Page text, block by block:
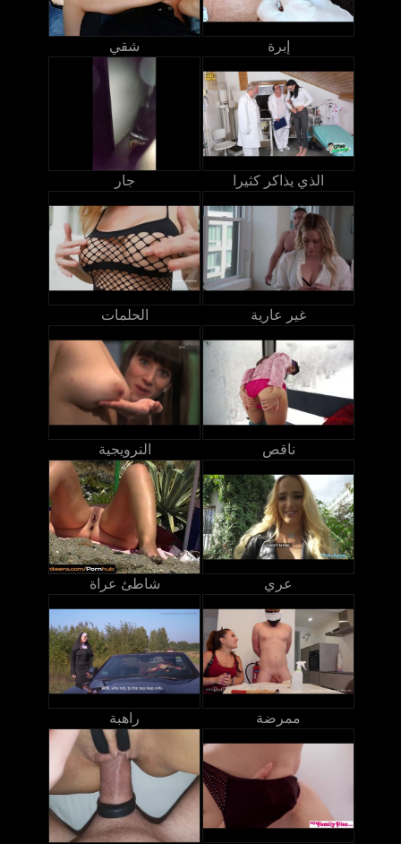
شقي إبرة
جار الذي يذاكر كثيرا
الحلمات غير عارية
النرويجية ناقص
شاطئ عراة عري
راهبة ممرضة